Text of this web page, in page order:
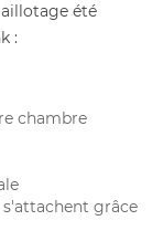
été
:
chambre
s'attachent grâce